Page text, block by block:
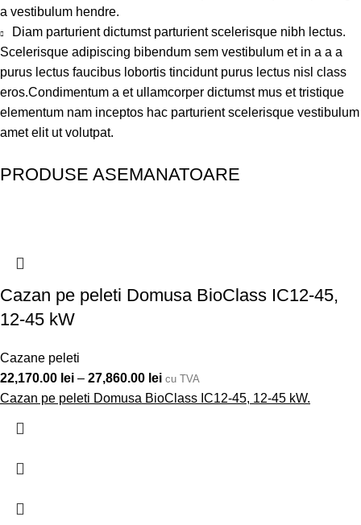
a vestibulum hendre.
Diam parturient dictumst parturient scelerisque nibh lectus.
Scelerisque adipiscing bibendum sem vestibulum et in a a a
purus lectus faucibus lobortis tincidunt purus lectus nisl class
eros.Condimentum a et ullamcorper dictumst mus et tristique
elementum nam inceptos hac parturient scelerisque vestibulum
amet elit ut volutpat.
PRODUSE ASEMANATOARE
Cazan pe peleti Domusa BioClass IC12-45,
12-45 kW
Cazane peleti
22,170.00 lei – 27,860.00 lei cu TVA
Cazan pe peleti Domusa BioClass IC12-45, 12-45 kW.